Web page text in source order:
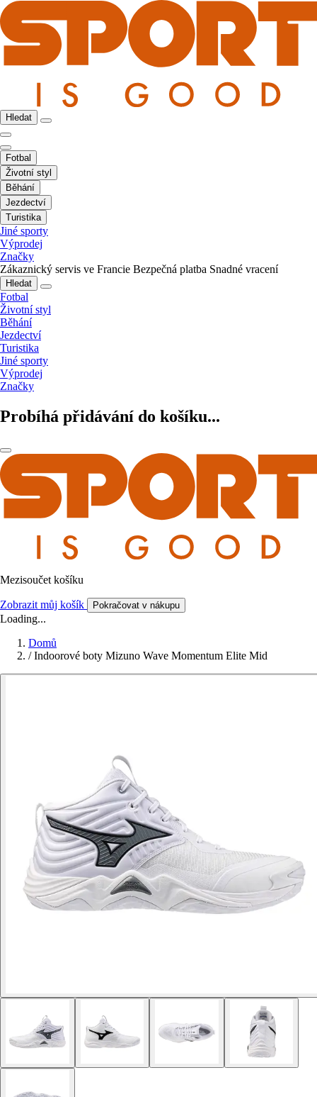
Hledat
Fotbal
Životní styl
Běhání
Jezdectví
Turistika
Jiné sporty
Výprodej
Značky
Zákaznický servis ve Francie Bezpečná platba Snadné vracení
Hledat
Fotbal
Životní styl
Běhání
Jezdectví
Turistika
Jiné sporty
Výprodej
Značky
Probíhá přidávání do košíku...
Mezisoučet košíku
Zobrazit můj košík Pokračovat v nákupu
Loading...
Domů
/ Indoorové boty Mizuno Wave Momentum Elite Mid